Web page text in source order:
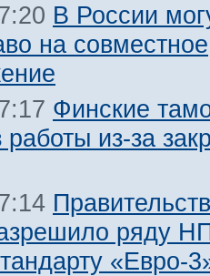
В России
на совместное
Финские
работы из-за
ряду
«Евро-